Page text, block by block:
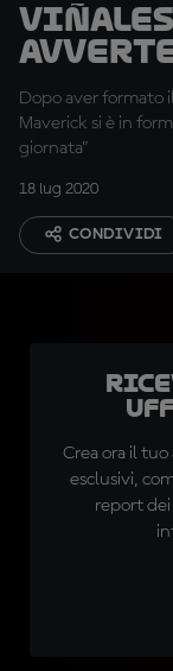
Dopo aver formato
Maverick si è in
giornata”
18 lug 2020
CONDIVIDI
Crea ora il
esclusivi,
report dei